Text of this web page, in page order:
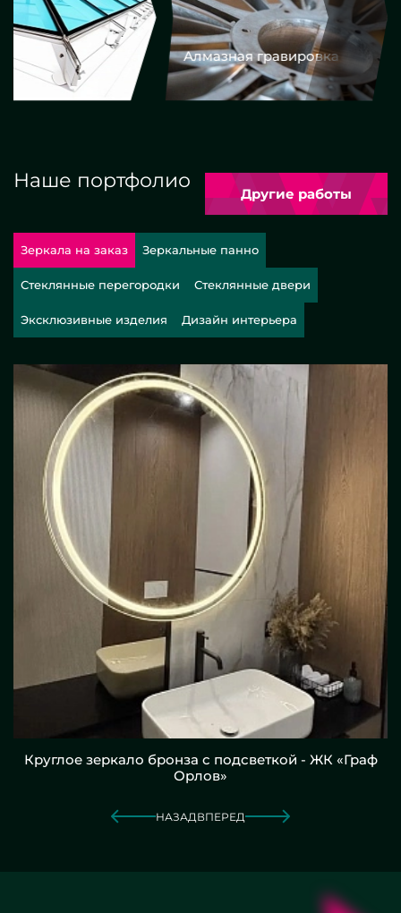
Алмазная гравировка
Наше портфолио
Другие работы
Зеркала на заказ Зеркальные панно
Стеклянные перегородки Стеклянные двери
Эксклюзивные изделия Дизайн интерьера
Круглое зеркало бронза с подсветкой - ЖК «Граф
Орлов»
НАЗАД ВПЕРЕД